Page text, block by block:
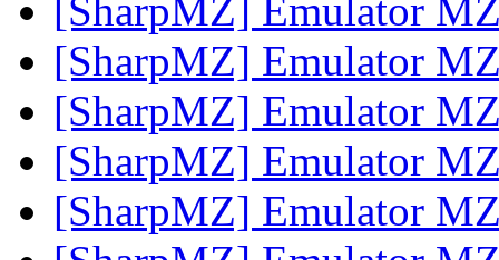
[SharpMZ] Emulator
[SharpMZ] Emulator
[SharpMZ] Emulator
[SharpMZ] Emulator
[SharpMZ] Emulator